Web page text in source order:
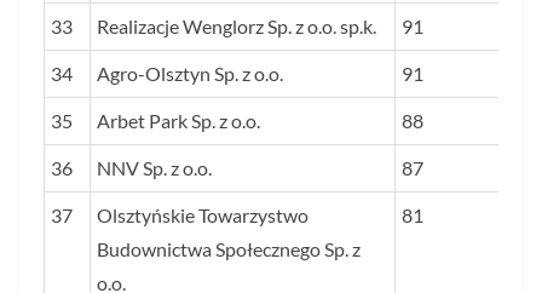
33 Realizacje Wenglorz Sp. z o.o. sp.k. 91
34 Agro-Olsztyn Sp. z o.o. 91
35 Arbet Park Sp. z o.o. 88
36 NNV Sp. z o.o. 87
37
Olsztyńskie Towarzystwo
Budownictwa Społecznego Sp. z
o.o.
81